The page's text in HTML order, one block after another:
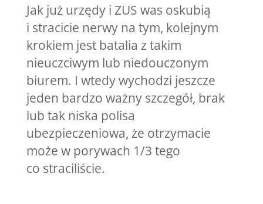
Jak już urzędy i ZUS was oskubią
i stracicie nerwy na tym, kolejnym
krokiem jest batalia z takim
nieuczciwym lub niedouczonym
biurem. I wtedy wychodzi jeszcze
jeden bardzo ważny szczegół, brak
lub tak niska polisa
ubezpieczeniowa, że otrzymacie
może w porywach 1/3 tego
co straciliście.